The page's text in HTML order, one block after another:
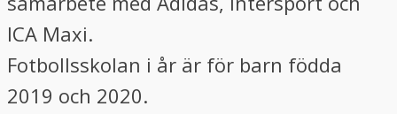
ICA Maxi.
Fotbollsskolan i år är för barn födda
2019 och 2020.